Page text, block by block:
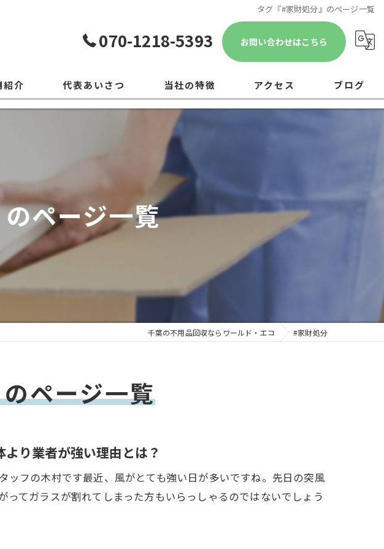
タグ『#家財処分』のページ一覧
070-1218-5393 お問い合わせはこちら
紹介 代表あいさつ 当社の特徴
遺品整理
引越し
片付け
アクセス ブログ
ページ一覧
千葉の不用品回収ならワールド・エコ #家財処分
ページ一覧
り業者が強い理由とは？
ッフの木村です最近、風がとても強い日が多いですね。先日の突風
ってガラスが割れてしまった方もいらっしゃるのではないでしょう